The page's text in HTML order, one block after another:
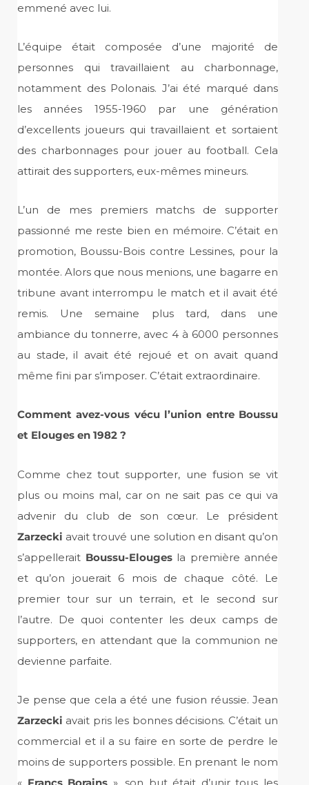
emmené avec lui.
L’équipe était composée d’une majorité de
personnes qui travaillaient au charbonnage,
notamment des Polonais. J’ai été marqué dans
les années 1955-1960 par une génération
d’excellents joueurs qui travaillaient et sortaient
des charbonnages pour jouer au football. Cela
attirait des supporters, eux-mêmes mineurs.
L’un de mes premiers matchs de supporter
passionné me reste bien en mémoire. C’était en
promotion, Boussu-Bois contre Lessines, pour la
montée. Alors que nous menions, une bagarre en
tribune avant interrompu le match et il avait été
remis. Une semaine plus tard, dans une
ambiance du tonnerre, avec 4 à 6000 personnes
au stade, il avait été rejoué et on avait quand
même fini par s’imposer. C’était extraordinaire.
Comment avez-vous vécu l’union entre Boussu
et Elouges en 1982 ?
Comme chez tout supporter, une fusion se vit
plus ou moins mal, car on ne sait pas ce qui va
advenir du club de son cœur. Le président
Zarzecki avait trouvé une solution en disant qu’on
s’appellerait Boussu-Elougesla première année
et qu’on jouerait 6 mois de chaque côté. Le
premier tour sur un terrain, et le second sur
l’autre. De quoi contenter les deux camps de
supporters, en attendant que la communion ne
devienne parfaite.
Je pense que cela a été une fusion réussie. Jean
Zarzecki avait pris les bonnes décisions. C’était un
commercial et il a su faire en sorte de perdre le
moins de supporters possible. En prenant le nom